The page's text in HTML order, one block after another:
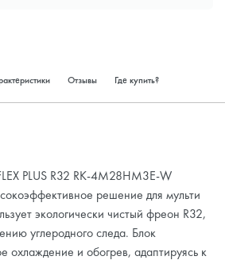
Отзывы Где купить?
PLUS R32 RK-4M28HM3E-W
решение для мульти
экологически чистый фреон R32,
углеродного следа. Блок
охлаждение и обогрев, адаптируясь к